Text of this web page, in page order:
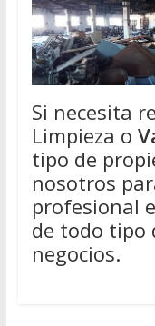
Si necesita
Limpieza o
tipo de
nosotros
profesional
de todo tipo
negocios.